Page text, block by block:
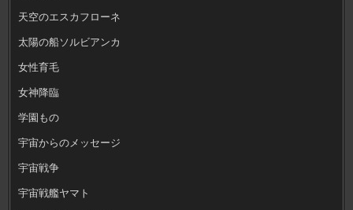
天空のエスカフローネ
太陽の船ソルビアンカ
女性育毛
女神降臨
学園もの
宇宙からのメッセージ
宇宙戦争
宇宙戦艦ヤマト